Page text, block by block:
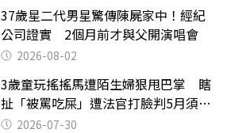
37歲星二代男星驚傳陳屍家中！經紀
公司證實 2個月前才與父開演唱會
2026-08-02
3歲童玩搖搖馬遭陌生婦狠甩巴掌 瞎
扯「被罵吃屎」遭法官打臉判5月須入
監 2026-07-30